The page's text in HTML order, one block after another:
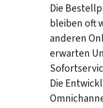
Die
bleiben oft
anderen
erwarten
Die